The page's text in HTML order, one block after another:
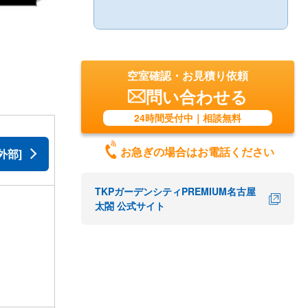
部]
空室確認・お見積り依頼
問い合わせる
24時間受付中｜相談無料
お急ぎの場合はお電話ください
TKPガーデンシティPREMIUM名古屋
太閤 公式サイト